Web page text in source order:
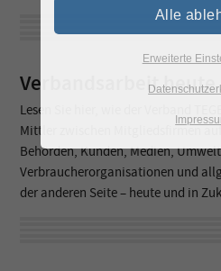
Verbandsarbeit heute
Lesen Sie hier, wie der Verband
Mittler zwischen Mitgliedsfirmen
Behörden, Kunden, Medien,
Verbraucherorganisationen und
der anderen Seite – heute und in
Alle
Erweiterte